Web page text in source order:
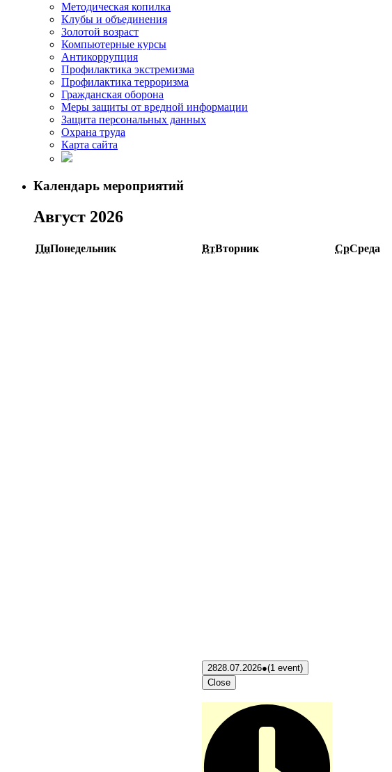
Методическая копилка
Клубы и объединения
Золотой возраст
Компьютерные курсы
Антикоррупция
Профилактика экстремизма
Профилактика терроризма
Гражданская оборона
Меры защиты от вредной информации
Защита персональных данных
Охрана труда
Карта сайта
Календарь мероприятий
Август 2026
ПнПонедельник ВтВторник СрСреда
2828.07.2026●(1 event)
Close